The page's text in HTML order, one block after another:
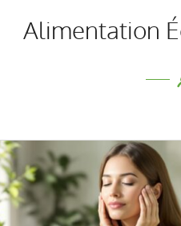
Alimentation